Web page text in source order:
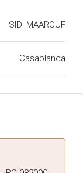
SIDI MAAROUF
Casablanca